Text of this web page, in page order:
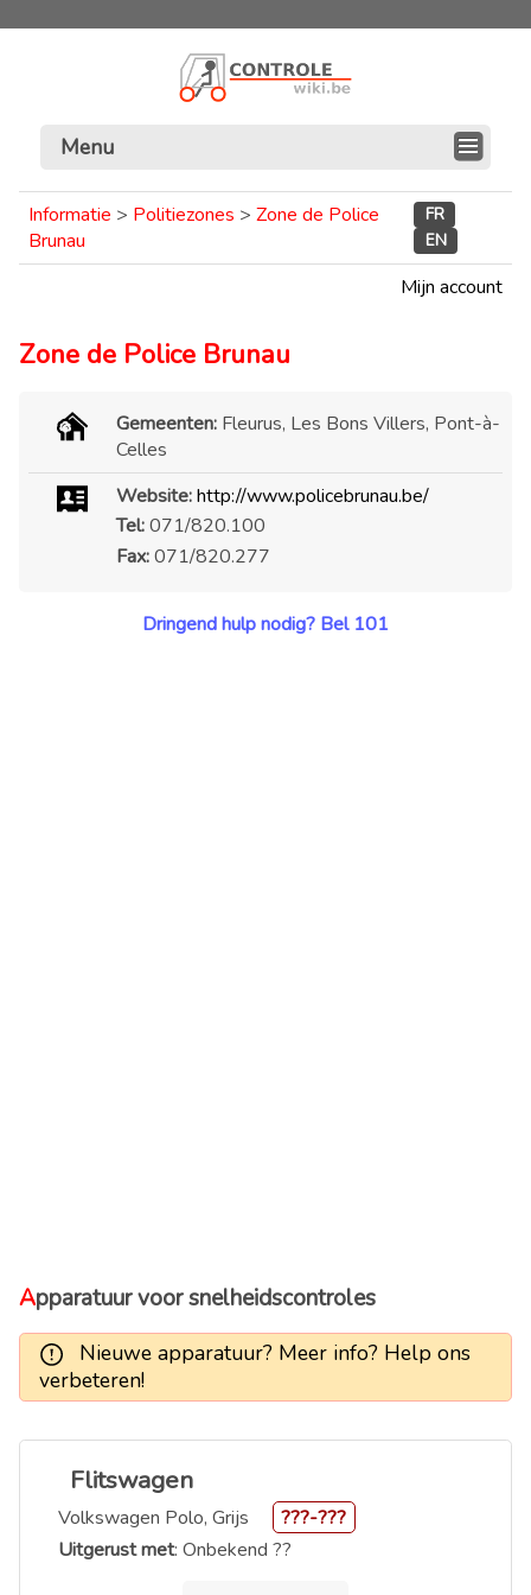
Menu
Informatie > Politiezones > Zone de Police
Brunau
FR
EN
Mijn account
Zone de Police Brunau
Gemeenten: Fleurus, Les Bons Villers, Pont-à-
Celles
Website:http://www.policebrunau.be/
Tel:071/820.100
Fax:071/820.277
Dringend hulp nodig? Bel 101
Apparatuur voor snelheidscontroles
Nieuwe apparatuur? Meer info? Help ons
verbeteren!
Flitswagen
Volkswagen Polo, Grijs
???-???
Uitgerust met: Onbekend ??